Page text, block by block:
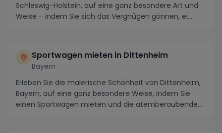
Schleswig-Holstein, auf eine ganz besondere Art und
Weise – indem Sie sich das Vergnügen gönnen, ei...
Sportwagen mieten in Dittenheim
Bayern
Erleben Sie die malerische Schönheit von Dittenheim,
Bayern, auf eine ganz besondere Weise, indem Sie
einen Sportwagen mieten und die atemberaubende